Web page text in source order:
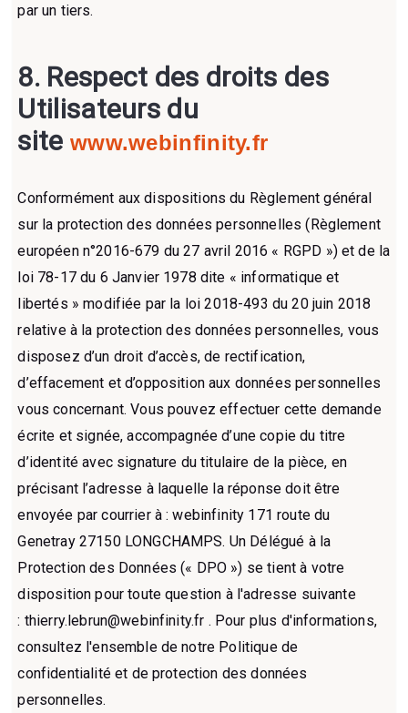
par un tiers.
8. Respect des droits des
Utilisateurs du
site www.webinfinity.fr
Conformément aux dispositions du Règlement général
sur la protection des données personnelles (Règlement
européen n°2016-679 du 27 avril 2016 « RGPD ») et de la
loi 78-17 du 6 Janvier 1978 dite « informatique et
libertés » modifiée par la loi 2018-493 du 20 juin 2018
relative à la protection des données personnelles, vous
disposez d’un droit d’accès, de rectification,
d’effacement et d’opposition aux données personnelles
vous concernant. Vous pouvez effectuer cette demande
écrite et signée, accompagnée d’une copie du titre
d’identité avec signature du titulaire de la pièce, en
précisant l’adresse à laquelle la réponse doit être
envoyée par courrier à : webinfinity 171 route du
Genetray 27150 LONGCHAMPS. Un Délégué à la
Protection des Données (« DPO ») se tient à votre
disposition pour toute question à l'adresse suivante
: thierry.lebrun@webinfinity.fr . Pour plus d'informations,
consultez l'ensemble de notre Politique de
confidentialité et de protection des données
personnelles.